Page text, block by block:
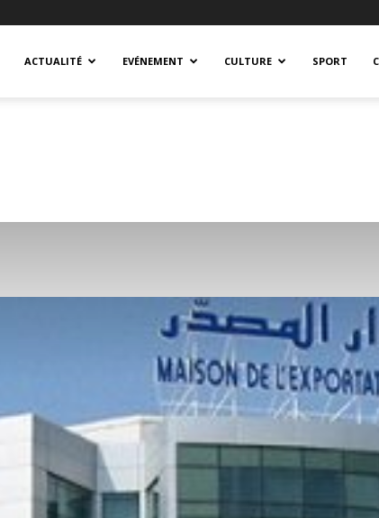
ACTUALITÉ EVÉNEMENT CULTURE SPORT